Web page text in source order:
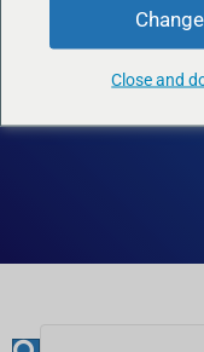
Close